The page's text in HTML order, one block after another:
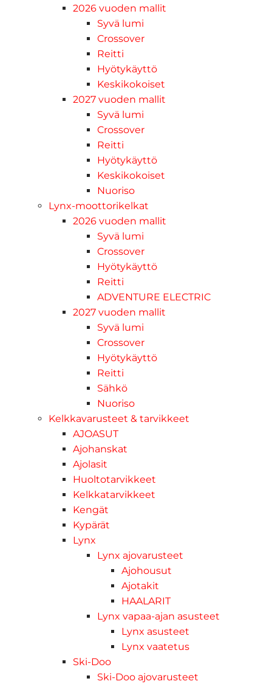
2026 vuoden mallit
Syvä lumi
Crossover
Reitti
Hyötykäyttö
Keskikokoiset
2027 vuoden mallit
Syvä lumi
Crossover
Reitti
Hyötykäyttö
Keskikokoiset
Nuoriso
Lynx-moottorikelkat
2026 vuoden mallit
Syvä lumi
Crossover
Hyötykäyttö
Reitti
ADVENTURE ELECTRIC
2027 vuoden mallit
Syvä lumi
Crossover
Hyötykäyttö
Reitti
Sähkö
Nuoriso
Kelkkavarusteet & tarvikkeet
AJOASUT
Ajohanskat
Ajolasit
Huoltotarvikkeet
Kelkkatarvikkeet
Kengät
Kypärät
Lynx
Lynx ajovarusteet
Ajohousut
Ajotakit
HAALARIT
Lynx vapaa-ajan asusteet
Lynx asusteet
Lynx vaatetus
Ski-Doo
Ski-Doo ajovarusteet